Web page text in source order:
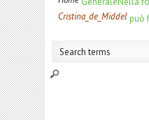
può
Cristina_de_Middel